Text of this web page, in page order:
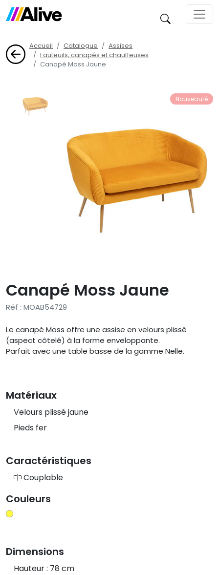
Accueil Catalogue
Assises
Fauteuils, canapés et chauffeuses
Canapé Moss Jaune
Nouveauté
Canapé Moss Jaune
Réf : MOAB54729
Le canapé Moss offre une assise en velours plissé
(aspect côtelé) à la forme enveloppante.
Parfait avec une table basse de la gamme Nelle.
Matériaux
Velours plissé jaune
Pieds fer
Caractéristiques
Couplable
Couleurs
Dimensions
Hauteur : 78 cm